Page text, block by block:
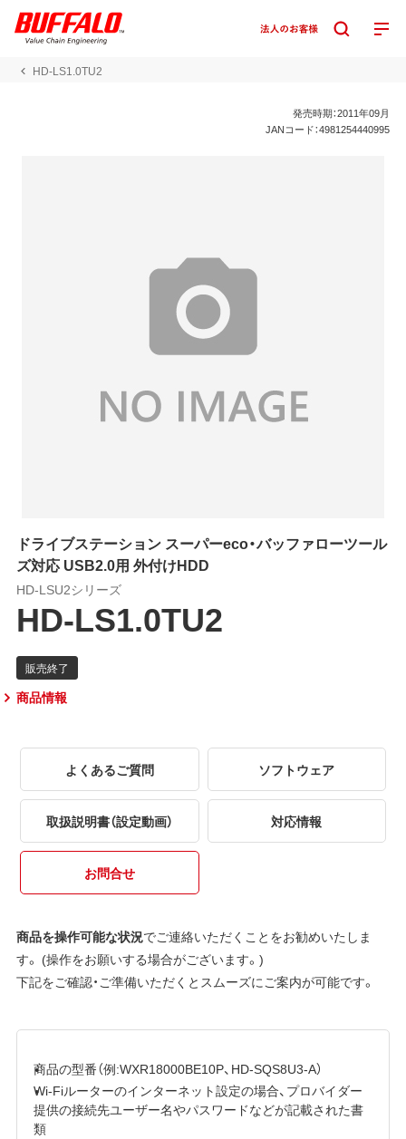
HD-LS1.0TU2
発売時期：2011年09月
JANコード：4981254440995
ドライブステーション スーパーeco・バッファローツール
ズ対応 USB2.0用 外付けHDD
HD-LSU2シリーズ
HD-LS1.0TU2
商品情報
よくあるご質問 ソフトウェア
取扱説明書（設定動画） 対応情報
お問合せ
商品を操作可能な状況でご連絡いただくことをお勧めいたしま
す。 (操作をお願いする場合がございます。)
下記をご確認・ご準備いただくとスムーズにご案内が可能です。
商品の型番（例:WXR18000BE10P、HD-SQS8U3-A）
Wi-Fiルーターのインターネット設定の場合、プロバイダー
提供の接続先ユーザー名やパスワードなどが記載された書
類